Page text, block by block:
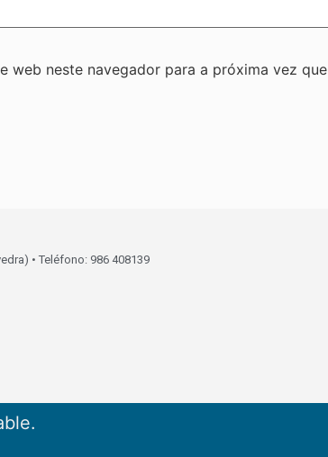
web neste navegador para a próxima vez que
• Teléfono: 986 408139